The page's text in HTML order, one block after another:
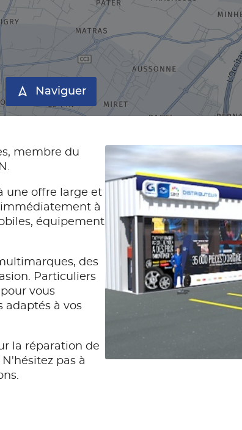
Naviguer
membre du
une offre large et
à
équipement
des
Particuliers
vous
adaptés à vos
la réparation de
pas à